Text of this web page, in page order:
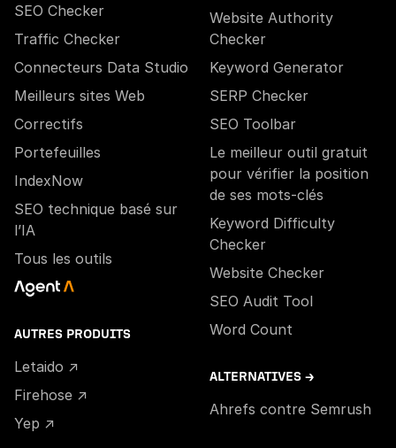
SEO Checker
Traffic Checker
Connecteurs Data Studio
Meilleurs sites Web
Correctifs
Portefeuilles
IndexNow
SEO technique basé sur
l’IA
Tous les outils
AUTRES PRODUITS
Letaido ↗
Firehose ↗
Yep ↗
Website Authority
Checker
Keyword Generator
SERP Checker
SEO Toolbar
Le meilleur outil gratuit
pour vérifier la position
de ses mots-clés
Keyword Difficulty
Checker
Website Checker
SEO Audit Tool
Word Count
ALTERNATIVES →
Ahrefs contre Semrush